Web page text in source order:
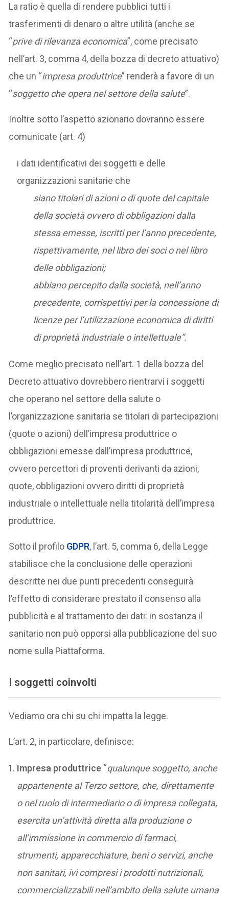
La ratio è quella di rendere pubblici tutti i
trasferimenti di denaro o altre utilità (anche se
“prive di rilevanza economica”, come precisato
nell’art. 3, comma 4, della bozza di decreto attuativo)
che un “impresa produttrice” renderà a favore di un
“soggetto che opera nel settore della salute”.
Inoltre sotto l’aspetto azionario dovranno essere
comunicate (art. 4)
i dati identificativi dei soggetti e delle
organizzazioni sanitarie che
siano titolari di azioni o di quote del capitale
della società ovvero di obbligazioni dalla
stessa emesse, iscritti per l’anno precedente,
rispettivamente, nel libro dei soci o nel libro
delle obbligazioni;
abbiano percepito dalla società, nell’anno
precedente, corrispettivi per la concessione di
licenze per l’utilizzazione economica di diritti
di proprietà industriale o intellettuale”.
Come meglio precisato nell’art. 1 della bozza del
Decreto attuativo dovrebbero rientrarvi i soggetti
che operano nel settore della salute o
l’organizzazione sanitaria se titolari di partecipazioni
(quote o azioni) dell’impresa produttrice o
obbligazioni emesse dall’impresa produttrice,
ovvero percettori di proventi derivanti da azioni,
quote, obbligazioni ovvero diritti di proprietà
industriale o intellettuale nella titolarità dell’impresa
produttrice.
Sotto il profilo GDPR, l’art. 5, comma 6, della Legge
stabilisce che la conclusione delle operazioni
descritte nei due punti precedenti conseguirà
l’effetto di considerare prestato il consenso alla
pubblicità e al trattamento dei dati: in sostanza il
sanitario non può opporsi alla pubblicazione del suo
nome sulla Piattaforma.
I soggetti coinvolti
Vediamo ora chi su chi impatta la legge.
L’art. 2, in particolare, definisce:
Impresa produttrice “qualunque soggetto, anche
appartenente al Terzo settore, che, direttamente
o nel ruolo di intermediario o di impresa collegata,
esercita un’attività diretta alla produzione o
all’immissione in commercio di farmaci,
strumenti, apparecchiature, beni o servizi, anche
non sanitari, ivi compresi i prodotti nutrizionali,
commercializzabili nell’ambito della salute umana